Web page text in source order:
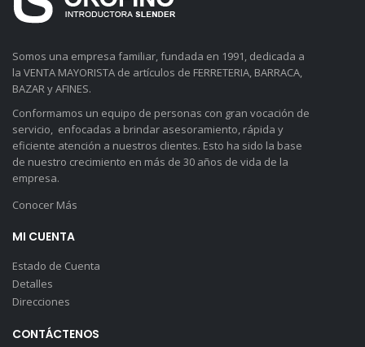
Somos una empresa familiar, fundada en 1991, dedicada a
la VENTA MAYORISTA de artículos de FERRETERIA, BARRACA,
BAZAR y AFINES.
Conformamos un equipo de personas con gran vocación de
servicio, enfocadas a brindar asesoramiento, rápida y
eficiente atención a nuestros clientes. Esto ha sido la base
de nuestro crecimiento en más de 30 años de vida de la
empresa.
Conocer Más
MI CUENTA
Estado de Cuenta
Detalles
Direcciones
CONTÁCTENOS